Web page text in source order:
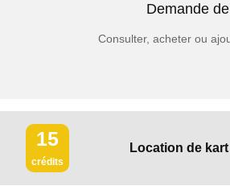
Demande
Consulter, acheter ou
- Vous pouvez choisir d'acheter vos
d’acheter vos demandes avec
15
crédits
Location de